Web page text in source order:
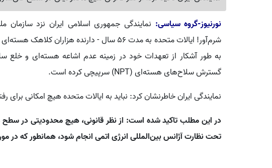
نورنیوز-گروه سیاسی: نمایندگی جمهوری اسلامی ایران نزد
شرم‌آور! ایالات متحده به مدت 56 سال - دارنده
گسترش سلاح‌های هسته‌ای (NPT) سرپیچی کرده است.
نمایندگی ایران خاطرنشان کرد: نباید به ایالات متحده هیچ امکانی برای
در این مطلب تاکید شده است: از نظر قانونی، هیچ محدودیتی در سطح
تحت نظارت آژانس بین‌المللی انرژی اتمی انجام شود، همانطور که در